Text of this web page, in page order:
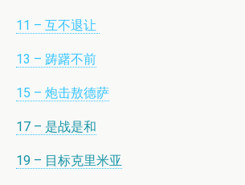
11 – 互不退让
13 – 踌躇不前
15 – 炮击敖德萨
17 – 是战是和
19 – 目标克里米亚